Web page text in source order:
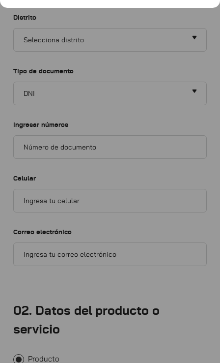
Distrito
Tipo de documento
Ingresar números
Celular
Correo electrónico
02. Datos del producto o
servicio
Producto